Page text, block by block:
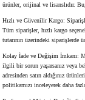
ürünler, orijinal ve lisanslıdır.
Hızlı ve Güvenilir Kargo:
Tüm siparişler, hızlı kargo
tutarının üzerindeki siparişlerde
Kolay İade ve Değişim İmkanı:
ilgili bir sorun yaşarsanız veya
adresinden satın aldığınız
politikamızı inceleyerek daha